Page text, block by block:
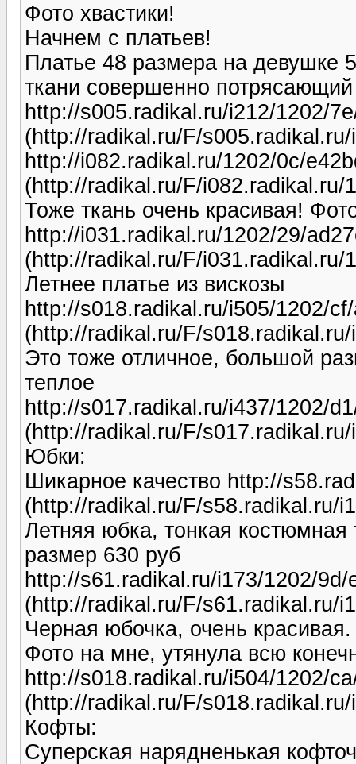
Фото хвастики!
Начнем с платьев!
Платье 48 размера на девушке
ткани совершенно
http://s005.radikal.ru/i212/1202/
(http://radikal.ru/F/
http://i082.radikal.ru/1202/0c/
(http://radikal.ru/F/i082.radikal.ru/
Тоже ткань очень красивая!
http://i031.radikal.ru/1202/29/
(http://radikal.ru/F/i031.radikal.ru/
Летнее платье из вискозы
http://s018.radikal.ru/i505/1202/
(http://radikal.ru/F/
Это тоже отличное, большой
теплое
http://s017.radikal.ru/i437/1202/
(http://radikal.ru/F/
Юбки:
Шикарное качество http://
(http://radikal.ru/F/s58.radikal.ru/
Летняя юбка, тонкая
размер 630 руб
http://s61.radikal.ru/i173/1202/
(http://radikal.ru/F/s61.radikal.ru/
Черная юбочка, очень
Фото на мне, утянула всю
http://s018.radikal.ru/i504/1202/
(http://radikal.ru/F/
Кофты:
Суперская нарядненькая